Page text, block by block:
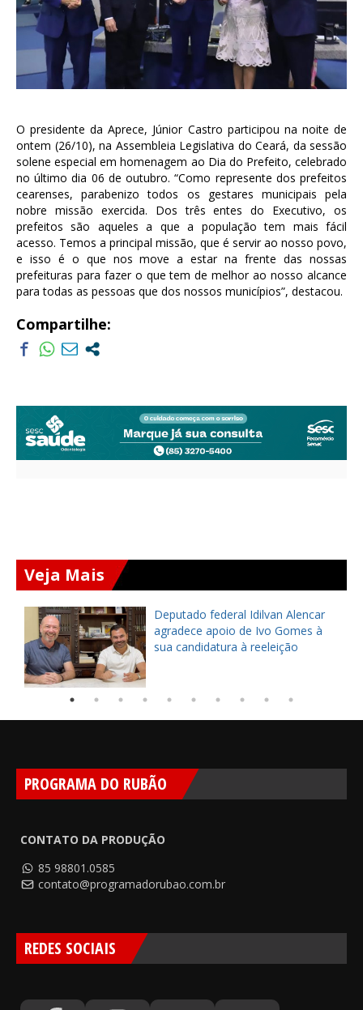
O presidente da Aprece, Júnior Castro participou na noite de
ontem (26/10), na Assembleia Legislativa do Ceará, da sessão
solene especial em homenagem ao Dia do Prefeito, celebrado
no último dia 06 de outubro. “Como represente dos prefeitos
cearenses, parabenizo todos os gestares municipais pela
nobre missão exercida. Dos três entes do Executivo, os
prefeitos são aqueles a que a população tem mais fácil
acesso. Temos a principal missão, que é servir ao nosso povo,
e isso é o que nos move a estar na frente das nossas
prefeituras para fazer o que tem de melhor ao nosso alcance
para todas as pessoas que dos nossos municípios”, destacou.
Compartilhe:
Veja Mais
Deputado federal Idilvan Alencar
agradece apoio de Ivo Gomes à
sua candidatura à reeleição
PROGRAMA DO RUBÃO
CONTATO DA PRODUÇÃO
85 98801.0585
contato@programadorubao.com.br
REDES SOCIAIS